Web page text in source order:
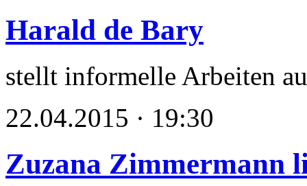
Harald de Bary
stellt informelle Arbeiten
22.04.2015 · 19:30
Zuzana Zimmermann